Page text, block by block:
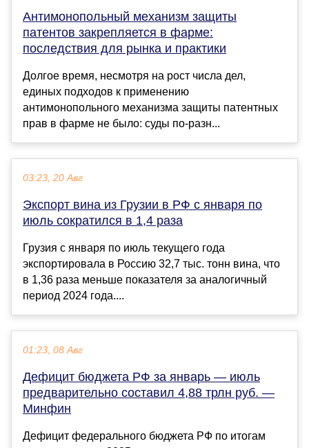
Антимонопольный механизм защиты
патентов закрепляется в фарме:
последствия для рынка и практики
Долгое время, несмотря на рост числа дел,
единых подходов к применению
антимонопольного механизма защиты патентных
прав в фарме не было: суды по-разн...
03:23, 20 Авг
Экспорт вина из Грузии в РФ с января по
июль сократился в 1,4 раза
Грузия с января по июль текущего года
экспортировала в Россию 32,7 тыс. тонн вина, что
в 1,36 раза меньше показателя за аналогичный
период 2024 года....
01:23, 08 Авг
Дефицит бюджета РФ за январь — июль
предварительно составил 4,88 трлн руб. —
Минфин
Дефицит федерального бюджета РФ по итогам